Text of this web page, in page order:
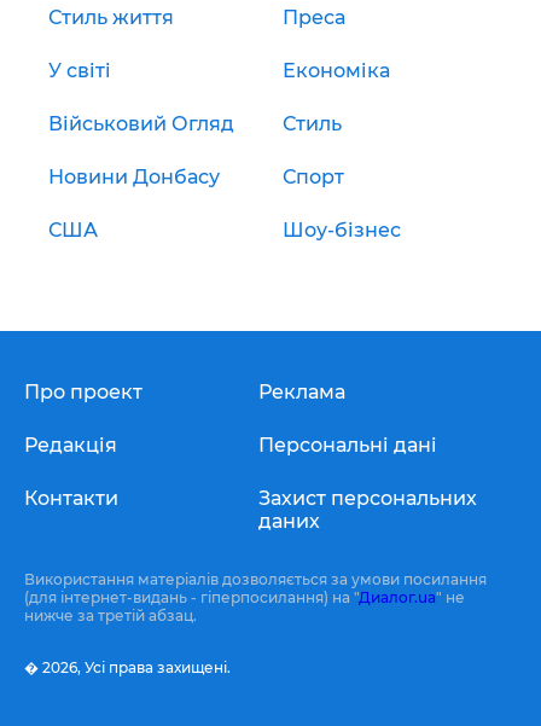
Стиль життя Преса
У світі Економіка
Військовий Огляд Стиль
Новини Донбасу Спорт
США Шоу-бізнес
Про проект
Редакція
Контакти
Реклама
Персональні дані
Захист персональних
даних
Використання матеріалів дозволяється за умови посилання
(для інтернет-видань - гіперпосилання) на "Диалог.ua" не
нижче за третій абзац.
� 2026, Усі права захищені.